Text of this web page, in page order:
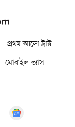
প্রথম আলো ট্রাস্ট
মোবাইল ভ্যাস